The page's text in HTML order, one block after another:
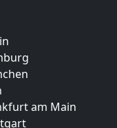
am Main